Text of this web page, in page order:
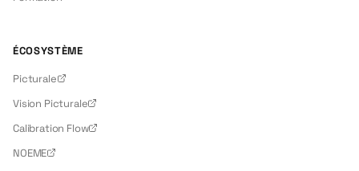
ÉCOSYSTÈME
Picturale
Vision Picturale
Calibration Flow
NOEME